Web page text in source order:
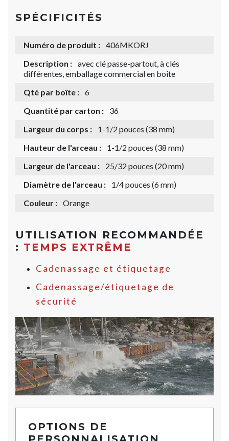
SPÉCIFICITÉS
Numéro de produit : 406MKORJ
Description : avec clé passe-partout, à clés
différentes, emballage commercial en boîte
Qté par boîte : 6
Quantité par carton :
36
Largeur du corps :
1-1/2 pouces (38 mm)
Hauteur de l'arceau :
1-1/2 pouces (38 mm)
Largeur de l'arceau :
25/32 pouces (20 mm)
Diamètre de l'arceau :
1/4 pouces (6 mm)
Couleur : Orange
UTILISATION RECOMMANDÉE
: TEMPS EXTRÊME
Cadenassage et étiquetage
Cadenassage/étiquetage de
sécurité
OPTIONS DE